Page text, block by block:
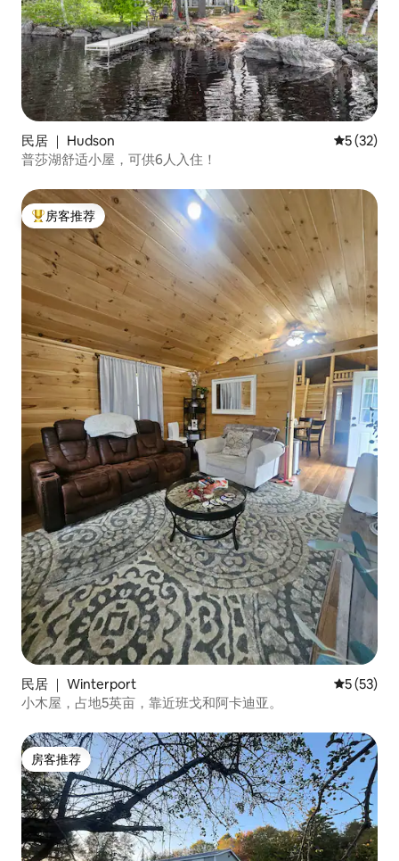
民居 ｜ Hudson 平均评分
5 (32)
普莎湖舒适小屋，可供6人入住！
热门「房客推荐」
房客推荐
民居 ｜ Winterport 平均评分
5 (53)
小木屋，占地5英亩，靠近班戈和阿卡迪亚。
房客推荐
房客推荐